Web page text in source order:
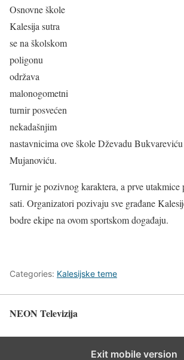
Osnovne škole
Kalesija sutra
se na školskom
poligonu
održava
malonogometni
turnir posvećen
nekadašnjim
nastavnicima ove škole Dževadu
Mujanoviću.
Turnir je pozivnog karaktera, a prve
sati. Organizatori pozivaju sve građane
bodre ekipe na ovom sportskom događaju.
Categories: Kalesijske teme
NEON Televizija
Exit mobile version